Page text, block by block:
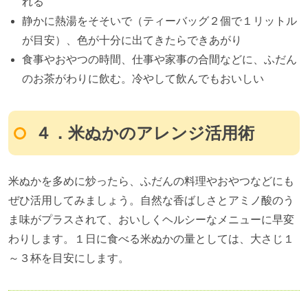
静かに熱湯をそそいで（ティーバッグ２個で１リットル
が目安）、色が十分に出てきたらできあがり
食事やおやつの時間、仕事や家事の合間などに、ふだん
のお茶がわりに飲む。冷やして飲んでもおいしい
４．米ぬかのアレンジ活用術
米ぬかを多めに炒ったら、ふだんの料理やおやつなどにも
ぜひ活用してみましょう。自然な香ばしさとアミノ酸のう
ま味がプラスされて、おいしくヘルシーなメニューに早変
わりします。１日に食べる米ぬかの量としては、大さじ１
～３杯を目安にします。